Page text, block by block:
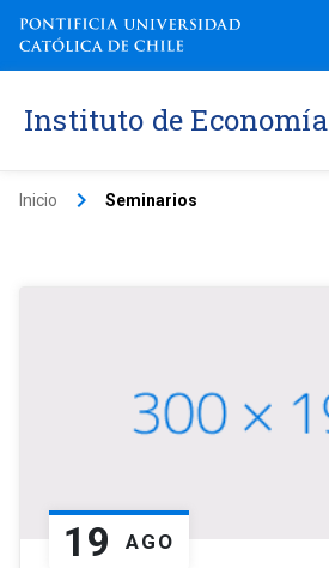
Instituto de Economía
Inicio keyboard_arrow_right Seminarios
19 AGO